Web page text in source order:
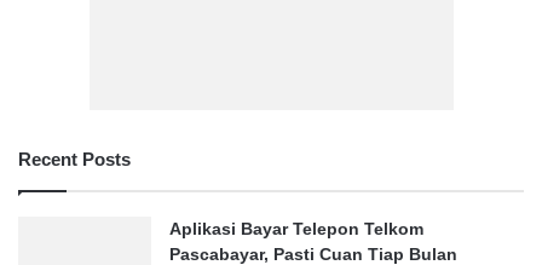
Recent Posts
Aplikasi Bayar Telepon Telkom
Pascabayar, Pasti Cuan Tiap Bulan